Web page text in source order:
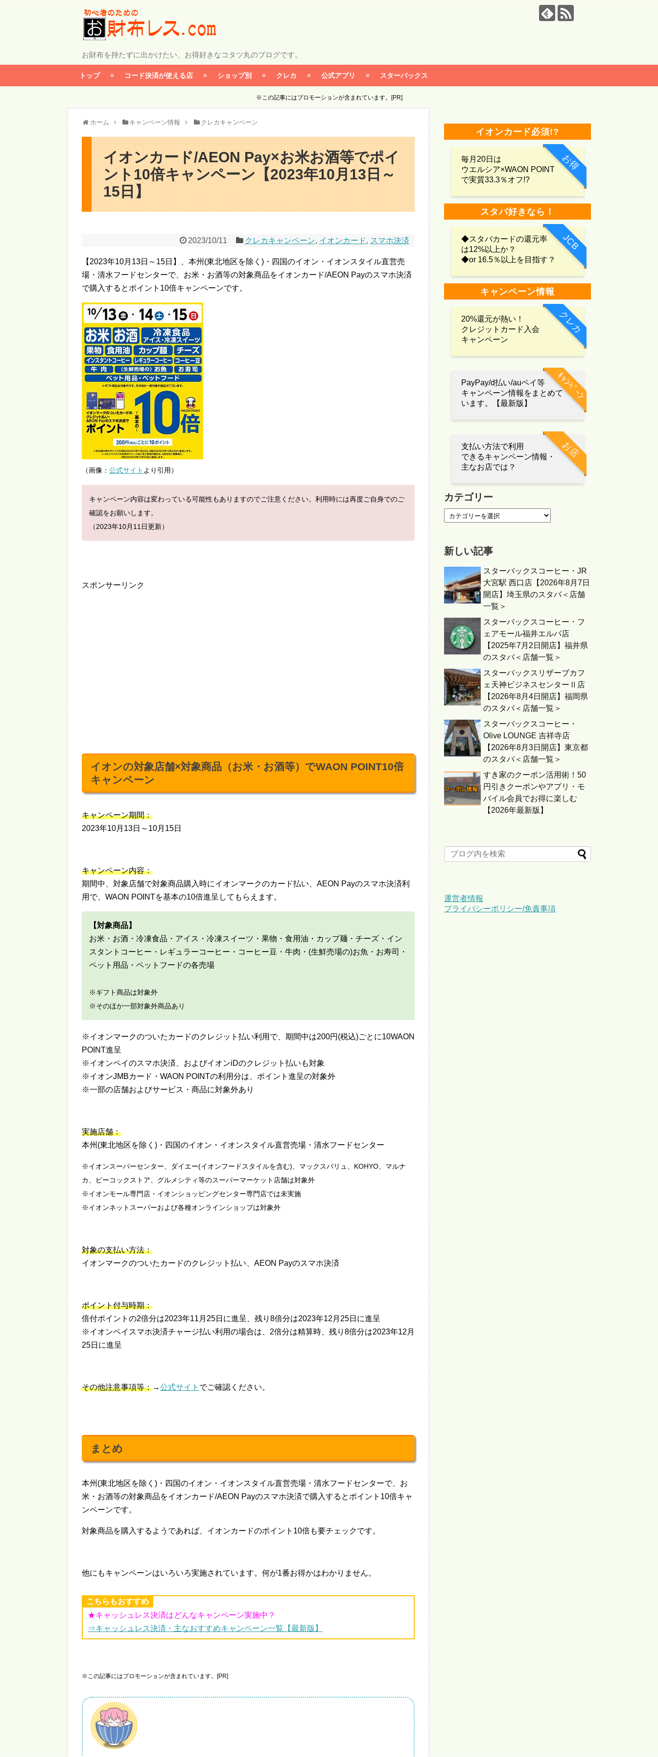
お財布を持たずに出かけたい、お得好きなコタツ丸のブログです。
トップ コード決済が使える店 ショップ別 クレカ 公式アプリ スターバックス
※この記事にはプロモーションが含まれています。[PR]
ホーム キャンペーン情報 クレカキャンペーン
イオンカード/AEON Pay×お米お酒等でポイ
ント10倍キャンペーン【2023年10月13日～
15日】
2023/10/11 クレカキャンペーン, イオンカード, スマホ決済
【2023年10月13日～15日】、本州(東北地区を除く)・四国のイオン・イオンスタイル直営売
場・清水フードセンターで、お米・お酒等の対象商品をイオンカード/AEON Payのスマホ決済
で購入するとポイント10倍キャンペーンです。
（画像： 公式サイト より引用）
キャンペーン内容は変わっている可能性もありますのでご注意ください。利用時には再度ご自身でのご
確認をお願いします。
（2023年10月11日更新）
スポンサーリンク
イオンの対象店舗×対象商品（お米・お酒等）でWAON POINT10倍
キャンペーン
キャンペーン期間：
2023年10月13日～10月15日
キャンペーン内容：
期間中、対象店舗で対象商品購入時にイオンマークのカード払い、AEON Payのスマホ決済利
用で、WAON POINTを基本の10倍進呈してもらえます。
【対象商品】
お米・お酒・冷凍食品・アイス・冷凍スイーツ・果物・食用油・カップ麺・チーズ・イン
スタントコーヒー・レギュラーコーヒー・コーヒー豆・牛肉・(生鮮売場の)お魚・お寿司・
ペット用品・ペットフードの各売場
※ギフト商品は対象外
※そのほか一部対象外商品あり
※イオンマークのついたカードのクレジット払い利用で、期間中は200円(税込)ごとに10WAON
POINT進呈
※イオンペイのスマホ決済、およびイオンiDのクレジット払いも対象
※イオンJMBカード・WAON POINTの利用分は、ポイント進呈の対象外
※一部の店舗およびサービス・商品に対象外あり
実施店舗：
本州(東北地区を除く)・四国のイオン・イオンスタイル直営売場・清水フードセンター
※イオンスーパーセンター、ダイエー(イオンフードスタイルを含む)、マックスバリュ、KOHYO、マルナ
カ、ピーコックストア、グルメシティ等のスーパーマーケット店舗は対象外
※イオンモール専門店・イオンショッピングセンター専門店では未実施
※イオンネットスーパーおよび各種オンラインショップは対象外
対象の支払い方法：
イオンマークのついたカードのクレジット払い、AEON Payのスマホ決済
ポイント付与時期：
倍付ポイントの2倍分は2023年11月25日に進呈、残り8倍分は2023年12月25日に進呈
※イオンペイスマホ決済チャージ払い利用の場合は、2倍分は精算時、残り8倍分は2023年12月
25日に進呈
その他注意事項等：→公式サイト でご確認ください。
まとめ
本州(東北地区を除く)・四国のイオン・イオンスタイル直営売場・清水フードセンターで、お
米・お酒等の対象商品をイオンカード/AEON Payのスマホ決済で購入するとポイント10倍キャ
ンペーンです。
対象商品を購入するようであれば、イオンカードのポイント10倍も要チェックです。
他にもキャンペーンはいろいろ実施されています。何が1番お得かはわかりません。
こちらもおすすめ
★キャッシュレス決済はどんなキャンペーン実施中？
⇒キャッシュレス決済・主なおすすめキャンペーン一覧【最新版】
※この記事にはプロモーションが含まれています。[PR]
イオンカード必須!?
お得
毎月20日は
ウエルシア×WAON POINT
で実質33.3％オフ!?
スタバ好きなら！
JCB
◆スタバカードの還元率
は12%以上か？
◆or 16.5％以上を目指す？
キャンペーン情報
クレカ
20%還元が熱い！
クレジットカード入会
キャンペーン
ｷｬﾝﾍﾟｰﾝ
PayPay/d払い/auペイ等
キャンペーン情報をまとめて
います。【最新版】
お店
支払い方法で利用
できるキャンペーン情報・
主なお店では？
カテゴリー
新しい記事
スターバックスコーヒー・JR
大宮駅 西口店【2026年8月7日
開店】埼玉県のスタバ＜店舗
一覧＞
スターバックスコーヒー・フ
ェアモール福井エルパ店
【2025年7月2日開店】福井県
のスタバ＜店舗一覧＞
スターバックスリザーブカフ
ェ天神ビジネスセンターⅡ店
【2026年8月4日開店】福岡県
のスタバ＜店舗一覧＞
スターバックスコーヒー・
Olive LOUNGE 吉祥寺店
【2026年8月3日開店】東京都
のスタバ＜店舗一覧＞
すき家のクーポン活用術！50
円引きクーポンやアプリ・モ
バイル会員でお得に楽しむ
【2026年最新版】
運営者情報
プライバシーポリシー/免責事項